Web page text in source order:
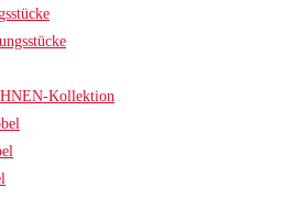
Kollektion